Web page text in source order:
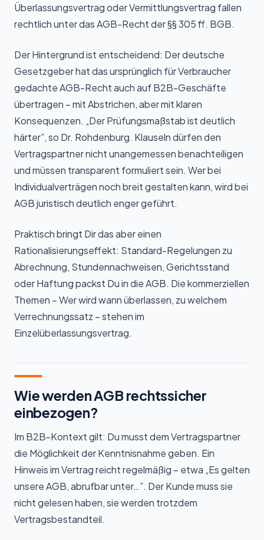
Überlassungsvertrag oder Vermittlungsvertrag fallen
rechtlich unter das AGB-Recht der §§ 305 ff. BGB.
Der Hintergrund ist entscheidend: Der deutsche
Gesetzgeber hat das ursprünglich für Verbraucher
gedachte AGB-Recht auch auf B2B-Geschäfte
übertragen – mit Abstrichen, aber mit klaren
Konsequenzen. „Der Prüfungsmaßstab ist deutlich
härter”, so Dr. Rohdenburg. Klauseln dürfen den
Vertragspartner nicht unangemessen benachteiligen
und müssen transparent formuliert sein. Wer bei
Individualverträgen noch breit gestalten kann, wird bei
AGB juristisch deutlich enger geführt.
Praktisch bringt Dir das aber einen
Rationalisierungseffekt: Standard-Regelungen zu
Abrechnung, Stundennachweisen, Gerichtsstand
oder Haftung packst Du in die AGB. Die kommerziellen
Themen – Wer wird wann überlassen, zu welchem
Verrechnungssatz – stehen im
Einzelüberlassungsvertrag.
Wie werden AGB rechtssicher
einbezogen?
Im B2B-Kontext gilt: Du musst dem Vertragspartner
die Möglichkeit der Kenntnisnahme geben. Ein
Hinweis im Vertrag reicht regelmäßig – etwa „Es gelten
unsere AGB, abrufbar unter…”. Der Kunde muss sie
nicht gelesen haben, sie werden trotzdem
Vertragsbestandteil.